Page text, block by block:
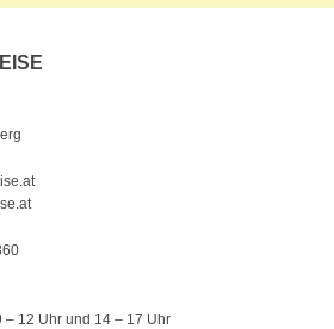
– 12 Uhr und 14 – 17 Uhr